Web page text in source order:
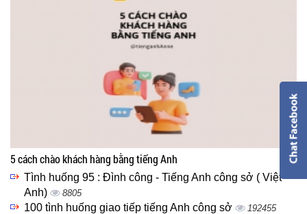
5 cách chào khách hàng bằng tiếng Anh
Tình huống 95 : Đình công - Tiếng Anh công sở ( Việt -
Anh)
8805
100 tình huống giao tiếp tiếng Anh công sở 192455